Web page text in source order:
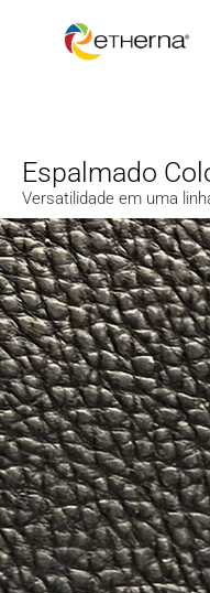
Espalmado
Versatilidade em uma